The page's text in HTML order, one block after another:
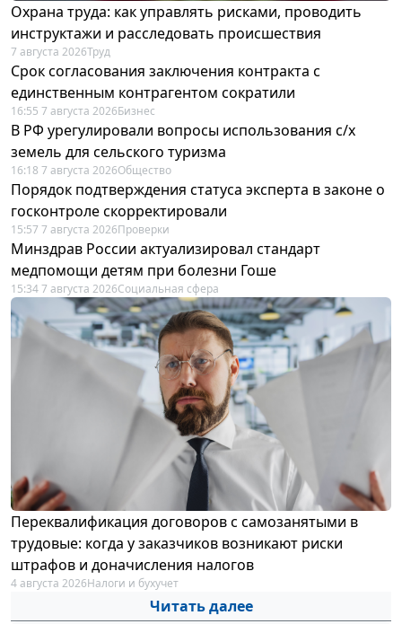
Охрана труда: как управлять рисками, проводить
инструктажи и расследовать происшествия
7 августа 2026Труд
Срок согласования заключения контракта с
единственным контрагентом сократили
16:55 7 августа 2026Бизнес
В РФ урегулировали вопросы использования с/х
земель для сельского туризма
16:18 7 августа 2026Общество
Порядок подтверждения статуса эксперта в законе о
госконтроле скорректировали
15:57 7 августа 2026Проверки
Минздрав России актуализировал стандарт
медпомощи детям при болезни Гоше
15:34 7 августа 2026Социальная сфера
Переквалификация договоров с самозанятыми в
трудовые: когда у заказчиков возникают риски
штрафов и доначисления налогов
4 августа 2026Налоги и бухучет
Читать далее